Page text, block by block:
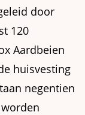
door
120
Aardbeien
huisvesting
negentien